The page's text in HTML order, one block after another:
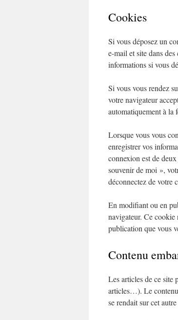
Cookies
Si vous déposez un
e-mail et site dans
informations si vous
Si vous vous rendez
votre navigateur
automatiquement à la
Lorsque vous vous
enregistrer vos
connexion est de
souvenir de moi »,
déconnectez de votre
En modifiant ou en
navigateur. Ce
publication que vous
Contenu
Les articles de ce site
articles…). Le contenu
se rendait sur cet